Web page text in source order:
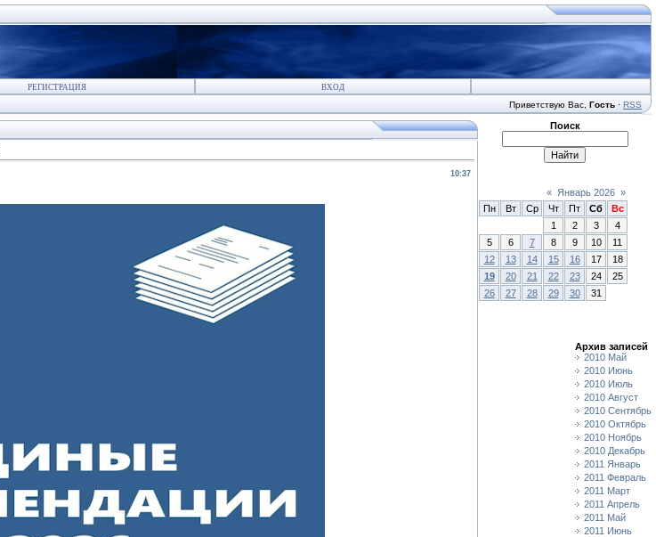
РЕГИСТРАЦИЯ ВХОД
Приветствую Вас Гость · RSS
10:37
Поиск
« Январь 2026 »
Пн
Вт Ср Чт Пт Сб
Вс
1
2 3
4
5
6 7 8 9 10
11
12
13 14 15 16 17
18
19
20 21 22 23 24
25
26
27 28 29 30 31
Архив записей
2010 Май
2010 Июнь
2010 Июль
2010 Август
2010 Сентябрь
2010 Октябрь
2010 Ноябрь
2010 Декабрь
2011 Январь
2011 Февраль
2011 Март
2011 Апрель
2011 Май
2011 Июнь